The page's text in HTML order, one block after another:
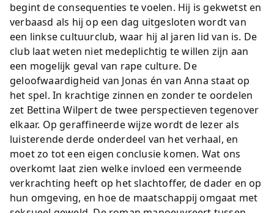
begint de consequenties te voelen. Hij is gekwetst en
verbaasd als hij op een dag uitgesloten wordt van
een linkse cultuurclub, waar hij al jaren lid van is. De
club laat weten niet medeplichtig te willen zijn aan
een mogelijk geval van rape culture. De
geloofwaardigheid van Jonas én van Anna staat op
het spel. In krachtige zinnen en zonder te oordelen
zet Bettina Wilpert de twee perspectieven tegenover
elkaar. Op geraffineerde wijze wordt de lezer als
luisterende derde onderdeel van het verhaal, en
moet zo tot een eigen conclusie komen. Wat ons
overkomt laat zien welke invloed een vermeende
verkrachting heeft op het slachtoffer, de dader en op
hun omgeving, en hoe de maatschappij omgaat met